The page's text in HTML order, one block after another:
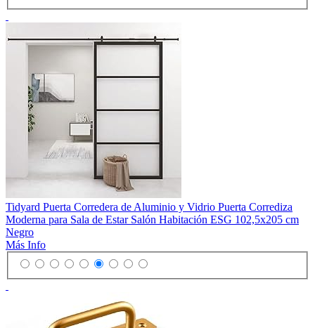
Tidyard Puerta Corredera de Aluminio y Vidrio Puerta Corrediza
Moderna para Sala de Estar Salón Habitación ESG 102,5x205 cm
Negro
Más Info